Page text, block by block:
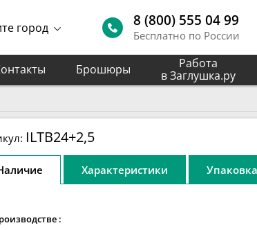
город 8 (800) 555 04 99
Бесплатно по России
Брошюры
Работа
в Заглушка.ру
ILTB24+2,5
Характеристики Упаковка
: